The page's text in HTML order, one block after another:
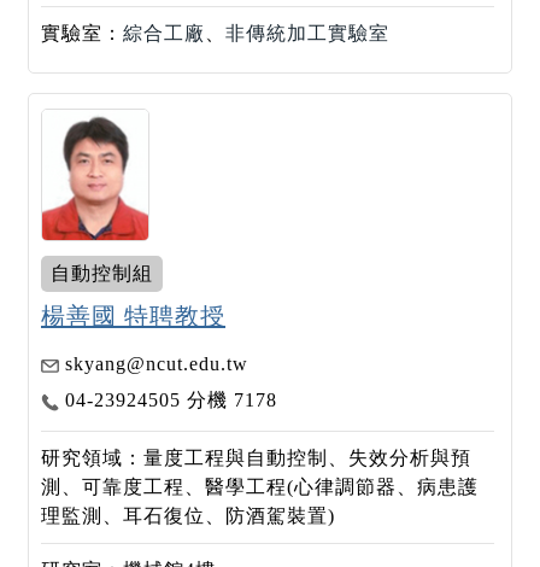
實驗室： 綜合工廠 、 非傳統加工實驗室
自動控制組
楊善國 特聘教授
skyang@ncut.edu.tw
04-23924505 分機 7178
研究領域：量度工程與自動控制、失效分析與預
測、可靠度工程、醫學工程(心律調節器、病患護
理監測、耳石復位、防酒駕裝置)